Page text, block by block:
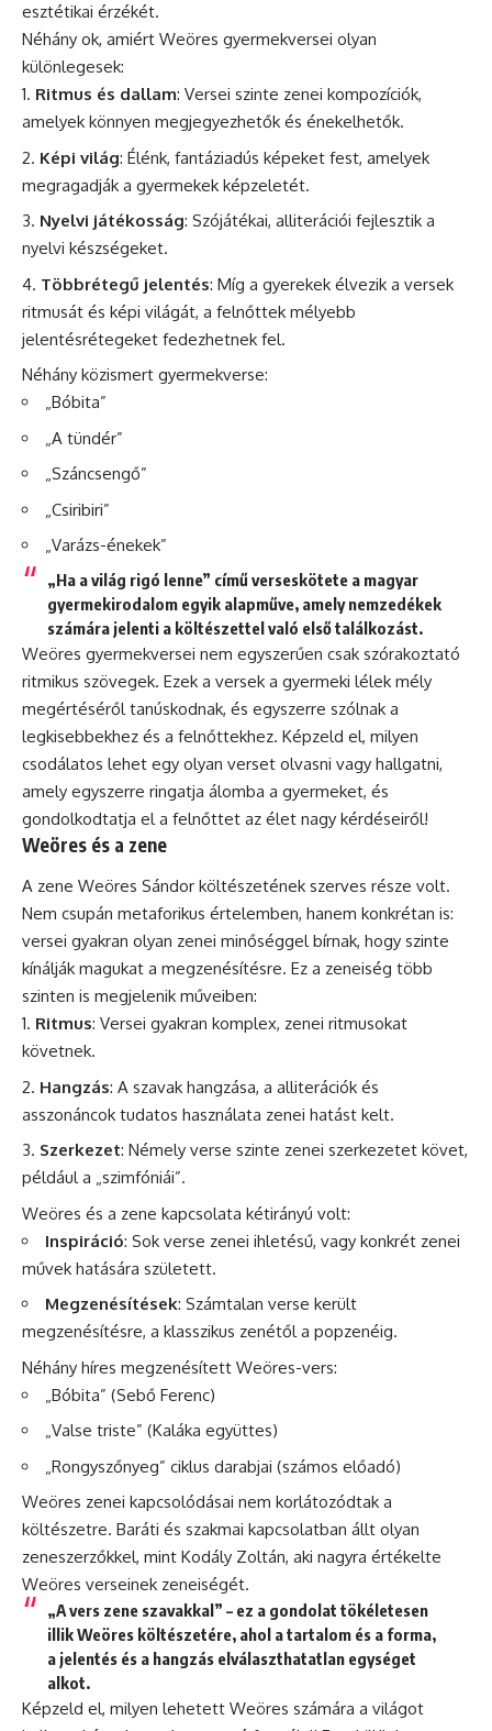
esztétikai érzékét.
Néhány ok, amiért Weöres gyermekversei olyan
különlegesek:
Ritmus és dallam: Versei szinte zenei kompozíciók,
amelyek könnyen megjegyezhetők és énekelhetők.
Képi világ: Élénk, fantáziadús képeket fest, amelyek
megragadják a gyermekek képzeletét.
Nyelvi játékosság: Szójátékai, alliterációi fejlesztik a
nyelvi készségeket.
Többrétegű jelentés: Míg a gyerekek élvezik a versek
ritmusát és képi világát, a felnőttek mélyebb
jelentésrétegeket fedezhetnek fel.
Néhány közismert gyermekverse:
„Bóbita”
„A tündér”
„Száncsengő”
„Csiribiri”
„Varázs-énekek”
„Ha a világ rigó lenne” című verseskötete a magyar
gyermekirodalom egyik alapműve, amely nemzedékek
számára jelenti a költészettel való első találkozást.
Weöres gyermekversei nem egyszerűen csak szórakoztató
ritmikus szövegek. Ezek a versek a gyermeki lélek mély
megértéséről tanúskodnak, és egyszerre szólnak a
legkisebbekhez és a felnőttekhez. Képzeld el, milyen
csodálatos lehet egy olyan verset olvasni vagy hallgatni,
amely egyszerre ringatja álomba a gyermeket, és
gondolkodtatja el a felnőttet az élet nagy kérdéseiről!
Weöres és a zene
A zene Weöres Sándor költészetének szerves része volt.
Nem csupán metaforikus értelemben, hanem konkrétan is:
versei gyakran olyan zenei minőséggel bírnak, hogy szinte
kínálják magukat a megzenésítésre. Ez a zeneiség több
szinten is megjelenik műveiben:
Ritmus: Versei gyakran komplex, zenei ritmusokat
követnek.
Hangzás: A szavak hangzása, a alliterációk és
asszonáncok tudatos használata zenei hatást kelt.
Szerkezet: Némely verse szinte zenei szerkezetet követ,
például a „szimfóniái”.
Weöres és a zene kapcsolata kétirányú volt:
Inspiráció: Sok verse zenei ihletésű, vagy konkrét zenei
művek hatására született.
Megzenésítések: Számtalan verse került
megzenésítésre, a klasszikus zenétől a popzenéig.
Néhány híres megzenésített Weöres-vers:
„Bóbita” (Sebő Ferenc)
„Valse triste” (Kaláka együttes)
„Rongyszőnyeg” ciklus darabjai (számos előadó)
Weöres zenei kapcsolódásai nem korlátozódtak a
költészetre. Baráti és szakmai kapcsolatban állt olyan
zeneszerzőkkel, mint Kodály Zoltán, aki nagyra értékelte
Weöres verseinek zeneiségét.
„A vers zene szavakkal” – ez a gondolat tökéletesen
illik Weöres költészetére, ahol a tartalom és a forma,
a jelentés és a hangzás elválaszthatatlan egységet
alkot.
Képzeld el, milyen lehetett Weöres számára a világot